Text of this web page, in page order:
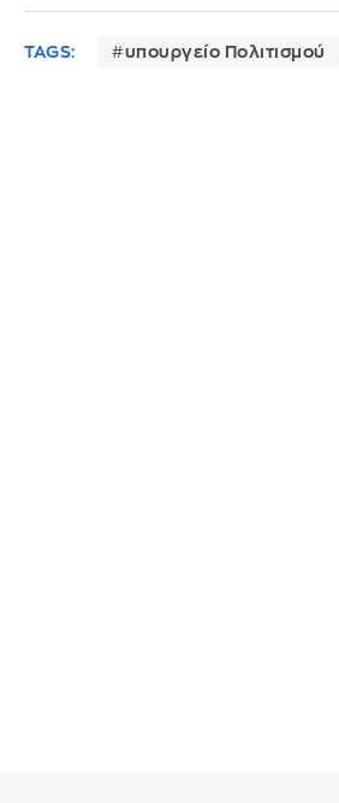
TAGS: υπουργείο Πολιτισμού